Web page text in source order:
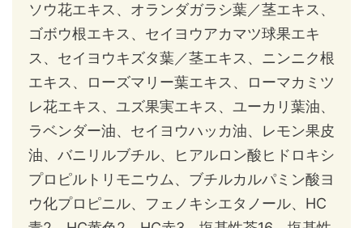
ソウ花エキス、オランダガラシ葉／茎エキス、
ゴボウ根エキス、セイヨウアカマツ球果エキ
ス、セイヨウキズタ葉／茎エキス、ニンニク根
エキス、ローズマリー葉エキス、ローマカミツ
レ花エキス、ユズ果実エキス、ユーカリ葉油、
ラベンダー油、セイヨウハッカ油、レモン果皮
油、バニリルブチル、ヒアルロン酸ヒドロキシ
プロピルトリモニウム、ブチルカルパミン酸ヨ
ウ化プロピニル、フェノキシエタノール、HC